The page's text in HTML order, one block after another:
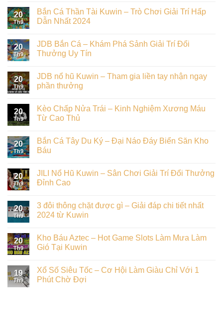
20
Th9
Bắn Cá Thần Tài Kuwin – Trò Chơi Giải Trí Hấp
Dẫn Nhất 2024
20
Th9
JDB Bắn Cá – Khám Phá Sảnh Giải Trí Đổi
Thưởng Uy Tín
20
Th9
JDB nổ hũ Kuwin – Tham gia liền tay nhận ngay
phần thưởng
20
Th9
Kèo Chấp Nửa Trái – Kinh Nghiệm Xương Máu
Từ Cao Thủ
20
Th9
Bắn Cá Tây Du Ký – Đại Náo Đáy Biển Săn Kho
Báu
20
Th9
JILI Nổ Hũ Kuwin – Sân Chơi Giải Trí Đổi Thưởng
Đỉnh Cao
20
Th9
3 đôi thông chặt được gì – Giải đáp chi tiết nhất
2024 từ Kuwin
20
Th9
Kho Báu Aztec – Hot Game Slots Làm Mưa Làm
Gió Tại Kuwin
19
Th9
Xổ Số Siêu Tốc – Cơ Hội Làm Giàu Chỉ Với 1
Phút Chờ Đợi